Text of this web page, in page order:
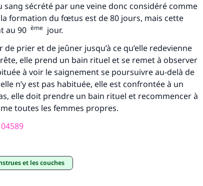
sang sécrété par une veine donc considéré comme
formation du fœtus est de 80 jours, mais cette
au 90 ème jour.
de prier et de jeûner jusqu’à ce qu’elle redevienne
elle prend un bain rituel et se remet à observer
à voir le saignement se poursuivre au-delà de
n’y est pas habituée, elle est confrontée à un
elle doit prendre un bain rituel et recommencer à
toutes les femmes propres.
et les couches